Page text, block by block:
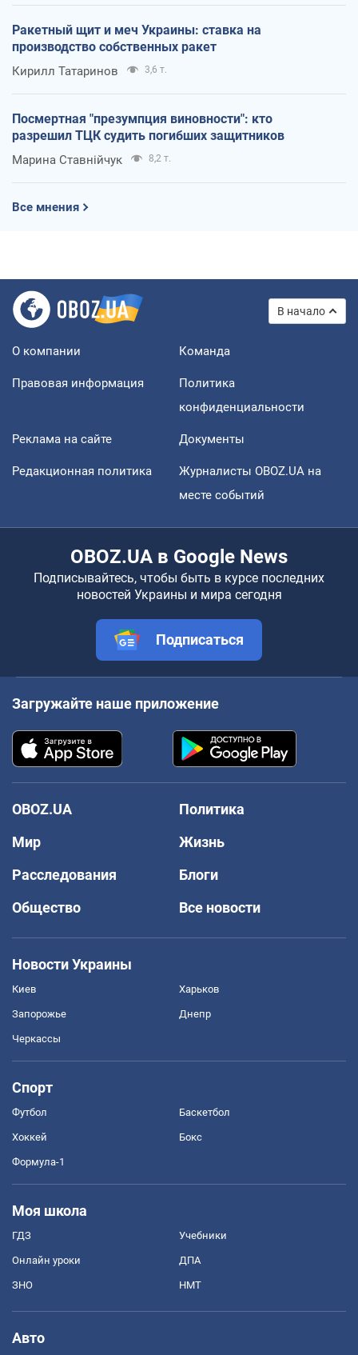
Ракетный щит и меч Украины: ставка на
производство собственных ракет
Кирилл Татаринов 3,6 т.
Посмертная "презумпция виновности": кто
разрешил ТЦК судить погибших защитников
Марина Ставнійчук 8,2 т.
Все мнения
В начало
О компании Команда
Правовая информация
Политика
конфиденциальности
Реклама на сайте Документы
Редакционная политика
Журналисты OBOZ.UA на
месте событий
OBOZ.UA в Google News
Подписывайтесь, чтобы быть в курсе последних
новостей Украины и мира сегодня
Подписаться
Загружайте наше приложение
OBOZ.UA
Политика
Мир
Жизнь
Расследования
Блоги
Общество
Все новости
Новости Украины
Киев Харьков
Запорожье Днепр
Черкассы
Спорт
Футбол Баскетбол
Хоккей Бокс
Формула-1
Моя школа
ГДЗ Учебники
Онлайн уроки ДПА
ЗНО НМТ
Авто